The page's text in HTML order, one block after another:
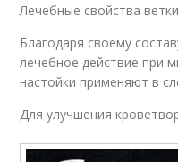
Лечебные свойства
Благодаря своему
лечебное действие при
настойки применяют в
Для улучшения